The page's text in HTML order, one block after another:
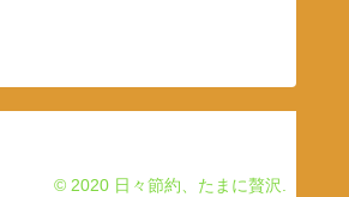
© 2020 日々節約、たまに贅沢.